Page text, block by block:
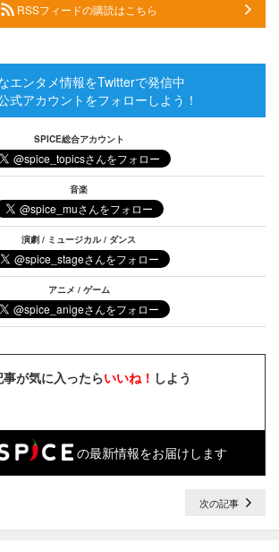
RSSフィードの購読はこちら
エンタメ情報をTwitterで発信中
式アカウントをフォローしよう！
SPICE総合アカウント
音楽
演劇 / ミュージカル / ダンス
アニメ / ゲーム
事が気に入ったらいいね！ しよう
の最新情報をお届けします
次の記事